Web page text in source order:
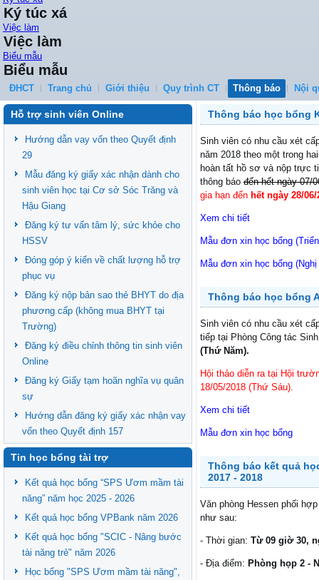
Ký túc xá
Việc làm
Việc làm
Biểu mẫu
Biểu mẫu
ĐHCT Trang chủ Giới thiệu Quy trình CT Thông báo Nội
Hỗ trợ sinh viên Online
Hướng dẫn vay vốn theo Quyết định
29
Mẫu đăng ký giấy xác nhận dành cho
sinh viên học tại Cơ sở Sóc Trăng và
Hậu Giang
Đăng ký tư vấn tâm lý, sức khỏe cho
HSSV
Đóng góp ý kiến về chất lượng hỗ trợ
phục vụ
Đăng ký nộp bản sao thẻ BHYT do địa
phương cấp (không mua BHYT tại
Trường)
Đăng ký điều chỉnh thông tin sinh viên
Online
Đăng ký Giấy tạm hoãn nghĩa vụ quân
sự
Hướng dẫn đăng ký giấy xác nhận vay
vốn theo Quyết định 157
Tin học bổng tài trợ
Kết quả học bổng “SPS Ươm mầm tài
năng” năm học 2025 - 2026
Kết quả học bổng VPBank năm 2026
Kết quả học bổng "SCIC - Nâng bước
tài năng trẻ" năm 2026
Học bổng "SPS Ươm mầm tài năng",
Thông báo học bổng
Sinh viên có nhu cầu xét
năm 2018 theo một trong
hoàn tất hồ sơ và nộp trực
thông báo đến hết ngày 07/
gia hạn đến hết ngày 28/06/
Xem chi tiết
Mẫu đơn xin học bổng
Mẫu đơn xin học bổng
Thông báo học bổng
Sinh viên có nhu cầu xét
tiếp tại Phòng Công tác
(Thứ Năm).
Hội thảo diễn ra tại Hội
18/05/2018 (Thứ Sáu).
Xem chi tiết
Mẫu đơn xin học bổng
Thông báo kết quả
2017 - 2018
Văn phòng Hessen phối
như sau:
- Thời gian: Từ 09 giờ 30,
- Địa điểm: Phòng họp 2 -